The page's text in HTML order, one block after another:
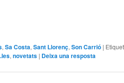
,Sa Costa,Sant Llorenç,Son Carrió |
,novetats | Deixa una resposta